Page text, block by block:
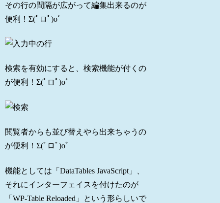
その行の間隔が広がって編集出来るのが
便利！Σ(ﾟロﾟ)oﾞ
検索を有効にすると、検索機能が付くの
が便利！Σ(ﾟロﾟ)oﾞ
閲覧者からも並び替えやら出来ちゃうの
が便利！Σ(ﾟロﾟ)oﾞ
機能としては「DataTables JavaScript」、
それにインターフェイスを付けたのが
「WP-Table Reloaded」という形らしいで